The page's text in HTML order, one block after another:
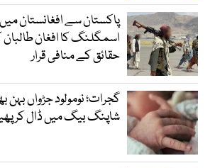
پاکستان سے افغانستان
اسمگلنگ کا افغان طالبان
حقائق کے منافی قرار
گجرات؛ نومولود جڑواں بہن
شاپنگ بیگ میں ڈال کر